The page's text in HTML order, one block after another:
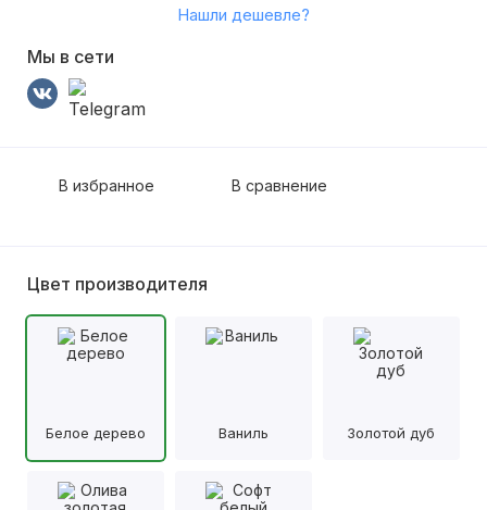
Нашли дешевле?
Мы в сети
В избранное В сравнение
Цвет производителя
Белое дерево Ваниль Золотой дуб